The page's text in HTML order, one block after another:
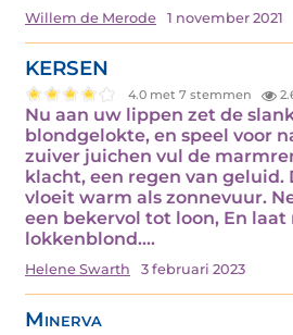
Willem de Merode 1 november 2021
KERSEN
4.0 met 7 stemmen
Nu aan uw lippen zet de
blondgelokte, en speel voor
zuiver juichen vul de
klacht, een regen van geluid.
vloeit warm als zonnevuur.
een bekervol tot loon, En
lokkenblond.…
Helene Swarth 3 februari 2023
Minerva